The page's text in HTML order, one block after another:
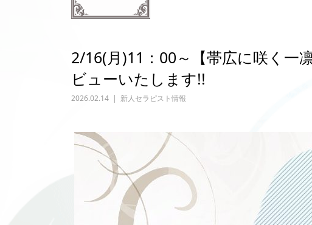
2/16(月)11：00～【帯広に咲く一
ビューいたします!!
2026.02.14 新人セラピスト情報